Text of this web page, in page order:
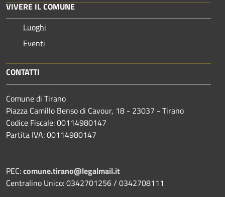
VIVERE IL COMUNE
Luoghi
Eventi
CONTATTI
Comune di Tirano
Piazza Camillo Benso di Cavour, 18 - 23037 - Tirano
Codice Fiscale: 00114980147
Partita IVA: 00114980147
PEC:comune.tirano@legalmail.it
Centralino Unico: 0342701256 / 0342708111